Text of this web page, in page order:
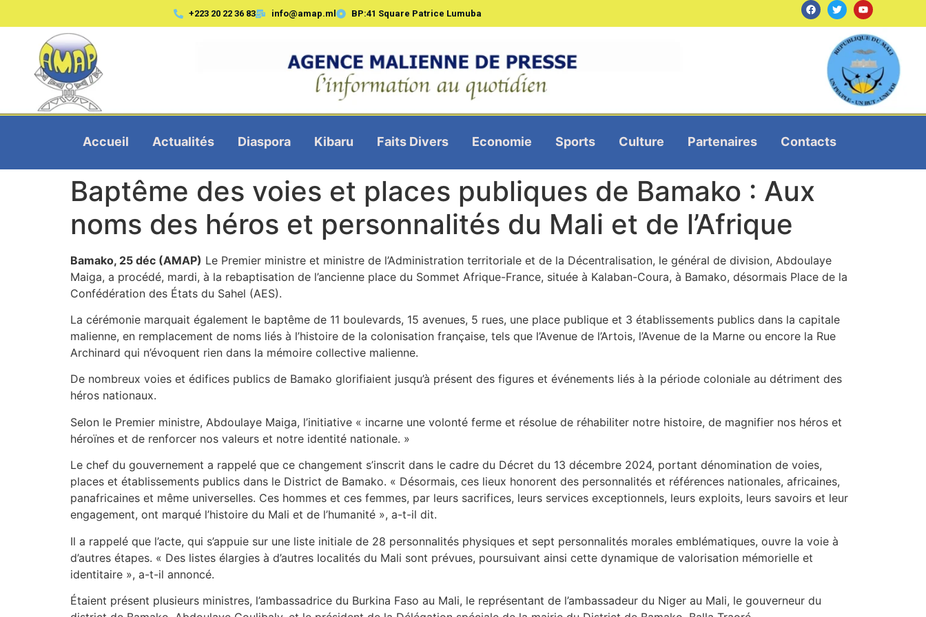
+223 20 22 36 83 info@amap.ml BP:41 Square Patrice Lumuba
Accueil Actualités Diaspora Kibaru Faits Divers Economie Sports Culture Partenaires Contacts
Baptême des voies et places publiques de Bamako : Aux
noms des héros et personnalités du Mali et de l’Afrique
Bamako, 25 déc (AMAP) Le Premier ministre et ministre de l’Administration territoriale et de la Décentralisation, le général de division, Abdoulaye
Maiga, a procédé, mardi, à la rebaptisation de l’ancienne place du Sommet Afrique-France, située à Kalaban-Coura, à Bamako, désormais Place de la
Confédération des États du Sahel (AES).
La cérémonie marquait également le baptême de 11 boulevards, 15 avenues, 5 rues, une place publique et 3 établissements publics dans la capitale
malienne, en remplacement de noms liés à l’histoire de la colonisation française, tels que l’Avenue de l’Artois, l’Avenue de la Marne ou encore la Rue
Archinard qui n’évoquent rien dans la mémoire collective malienne.
De nombreux voies et édifices publics de Bamako glorifiaient jusqu’à présent des figures et événements liés à la période coloniale au détriment des
héros nationaux.
Selon le Premier ministre, Abdoulaye Maiga, l’initiative « incarne une volonté ferme et résolue de réhabiliter notre histoire, de magnifier nos héros et
héroïnes et de renforcer nos valeurs et notre identité nationale. »
Le chef du gouvernement a rappelé que ce changement s’inscrit dans le cadre du Décret du 13 décembre 2024, portant dénomination de voies,
places et établissements publics dans le District de Bamako. « Désormais, ces lieux honorent des personnalités et références nationales, africaines,
panafricaines et même universelles. Ces hommes et ces femmes, par leurs sacrifices, leurs services exceptionnels, leurs exploits, leurs savoirs et leur
engagement, ont marqué l’histoire du Mali et de l’humanité », a-t-il dit.
Il a rappelé que l’acte, qui s’appuie sur une liste initiale de 28 personnalités physiques et sept personnalités morales emblématiques, ouvre la voie à
d’autres étapes. « Des listes élargies à d’autres localités du Mali sont prévues, poursuivant ainsi cette dynamique de valorisation mémorielle et
identitaire », a-t-il annoncé.
Étaient présent plusieurs ministres, l’ambassadrice du Burkina Faso au Mali, le représentant de l’ambassadeur du Niger au Mali, le gouverneur du